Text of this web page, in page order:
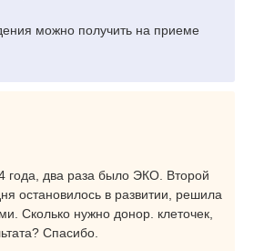
можно получить на приеме
года, два раза было ЭКО. Второй
остановилось в развитии, решила
Сколько нужно донор. клеточек,
Спасибо.